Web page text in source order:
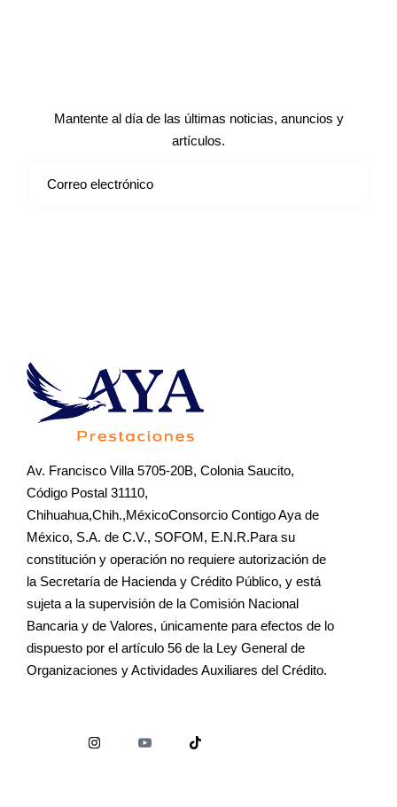
Mantente al día de las últimas noticias, anuncios y
artículos.
Av. Francisco Villa 5705-20B, Colonia Saucito,
Código Postal 31110,
Chihuahua,Chih.,MéxicoConsorcio Contigo Aya de
México, S.A. de C.V., SOFOM, E.N.R.Para su
constitución y operación no requiere autorización de
la Secretaría de Hacienda y Crédito Público, y está
sujeta a la supervisión de la Comisión Nacional
Bancaria y de Valores, únicamente para efectos de lo
dispuesto por el artículo 56 de la Ley General de
Organizaciones y Actividades Auxiliares del Crédito.